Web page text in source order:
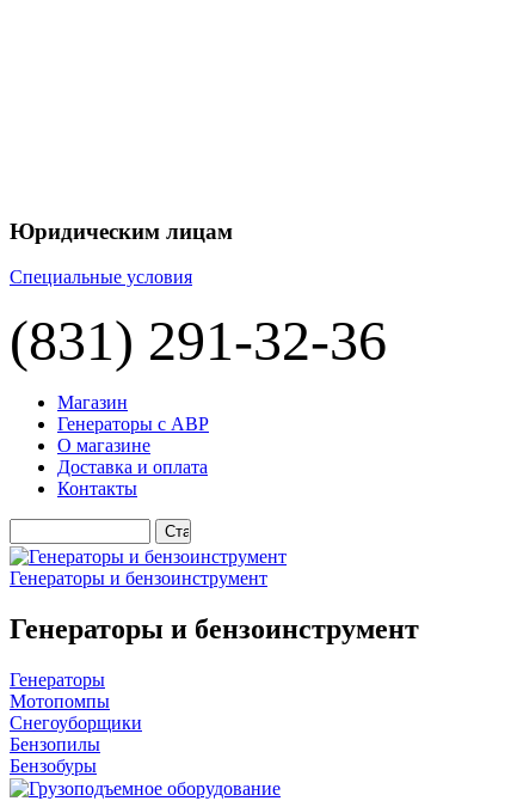
Юридическим лицам
Специальные условия
(831) 291-32-36
Магазин
Генераторы с АВР
О магазине
Доставка и оплата
Контакты
Генераторы и бензоинструмент
Генераторы и бензоинструмент
Генераторы
Мотопомпы
Снегоуборщики
Бензопилы
Бензобуры